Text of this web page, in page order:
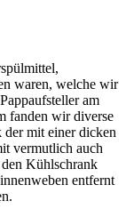
waren, welche wir
am
fanden wir diverse
mit einer dicken
vermutlich auch
Kühlschrank
entfernt